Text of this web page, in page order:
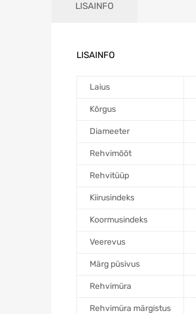
LISAINFO
LISAINFO
Laius
Kõrgus
Diameeter
Rehvimõõt
Rehvitüüp
Kiirusindeks
Koormusindeks
Veerevus
Märg püsivus
Rehvimüra
Rehvimüra märgistus